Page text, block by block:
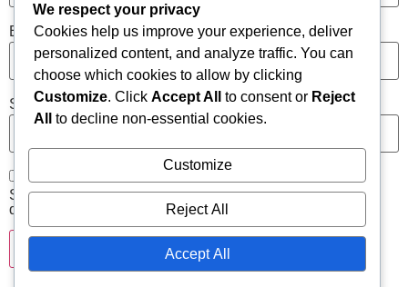
E-mail
Site
Salvar meus dados neste navegador para a próxima vez
que eu comentar.
We respect your privacy
Cookies help us improve your experience, deliver
personalized content, and analyze traffic. You can
choose which cookies to allow by clicking
Customize. Click Accept All to consent or Reject
All
to decline non-essential cookies.
Customize
Reject All
Accept All